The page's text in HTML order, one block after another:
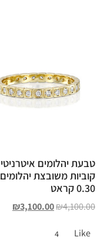
טבעת יהלומים איטרניטי
קוביות משובצת יהלומים
0.30 קראט
₪4,100.00
₪3,100.00
Like
4